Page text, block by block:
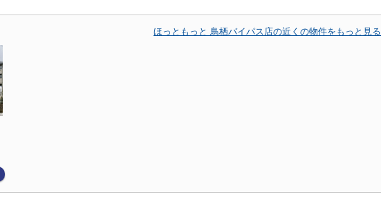
ほっともっと 鳥栖バイパス店の近くの物件をもっと見る